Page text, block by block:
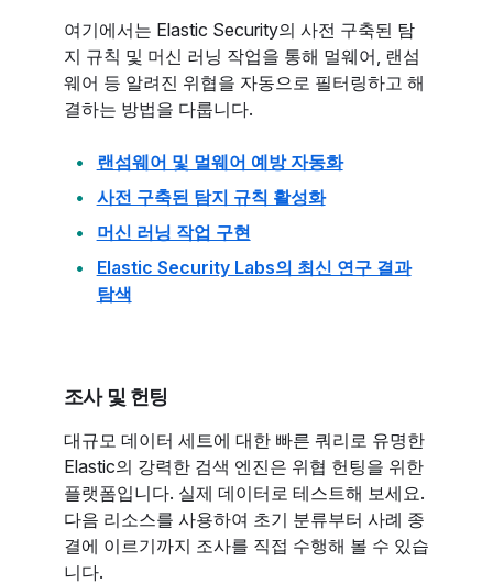
여기에서는 Elastic Security의 사전 구축된 탐
지 규칙 및 머신 러닝 작업을 통해 멀웨어, 랜섬
웨어 등 알려진 위협을 자동으로 필터링하고 해
결하는 방법을 다룹니다.
랜섬웨어 및 멀웨어 예방 자동화
사전 구축된 탐지 규칙 활성화
머신 러닝 작업 구현
Elastic Security Labs의 최신 연구 결과
탐색
조사 및 헌팅
대규모 데이터 세트에 대한 빠른 쿼리로 유명한
Elastic의 강력한 검색 엔진은 위협 헌팅을 위한
플랫폼입니다. 실제 데이터로 테스트해 보세요.
다음 리소스를 사용하여 초기 분류부터 사례 종
결에 이르기까지 조사를 직접 수행해 볼 수 있습
니다.